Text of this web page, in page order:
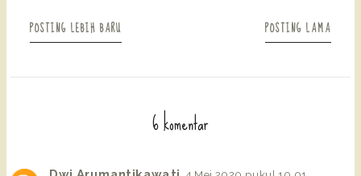
POSTING LEBIH BARU POSTING LAMA
6 komentar